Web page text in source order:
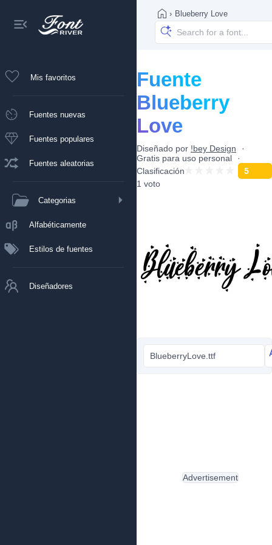
Mis favoritos
Fuentes nuevas
Fuentes populares
Fuentes aleatorias
Categorias
Alfabéticamente
Estilos de fuentes
Diseñadores
› Blueberry Love
Fuente
Blueberry
Love
Diseñado por !bey Design
Gratis para uso personal
Clasificación
5
1 voto
BlueberryLove.ttf
Advertisement